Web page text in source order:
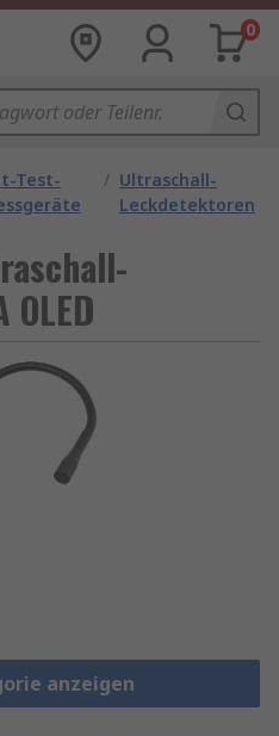
0
Test-
/ Ultraschall-
Leckdetektoren
anzeigen